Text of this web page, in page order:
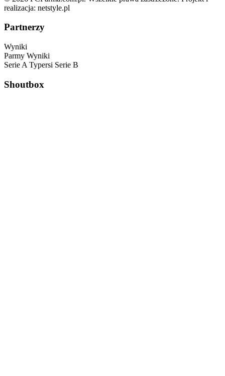
realizacja: netstyle.pl
Partnerzy
Wyniki
Parmy Wyniki
Serie A Typersi Serie B
Shoutbox